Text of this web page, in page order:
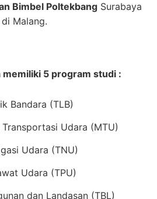
Bimbel Poltekbang Surabaya
di Malang.
memiliki 5 program studi :
Bandara (TLB)
Udara (MTU)
Udara (TNU)
Udara (TPU)
dan Landasan (TBL)